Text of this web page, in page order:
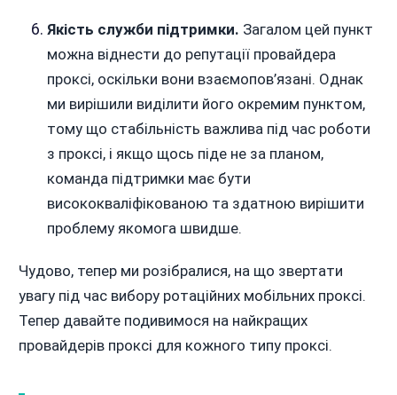
Якість служби підтримки. Загалом цей пункт
можна віднести до репутації провайдера
проксі, оскільки вони взаємопов’язані. Однак
ми вирішили виділити його окремим пунктом,
тому що стабільність важлива під час роботи
з проксі, і якщо щось піде не за планом,
команда підтримки має бути
висококваліфікованою та здатною вирішити
проблему якомога швидше.
Чудово, тепер ми розібралися, на що звертати
увагу під час вибору ротаційних мобільних проксі.
Тепер давайте подивимося на найкращих
провайдерів проксі для кожного типу проксі.